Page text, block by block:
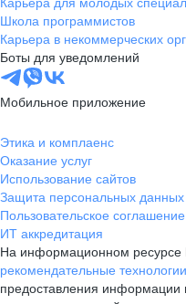
Школа программистов
Карьера в некоммерческих
Боты для уведомлений
Мобильное приложение
Этика и комплаенс
Оказание услуг
Использование сайтов
Защита персональных данных
Пользовательское соглашение
ИТ аккредитация
На информационном ресурсе
рекомендательные технологии
предоставления информации